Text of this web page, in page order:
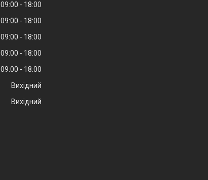
09:00
18:00
09:00
18:00
09:00
18:00
09:00
18:00
09:00
18:00
Вихідний
Вихідний